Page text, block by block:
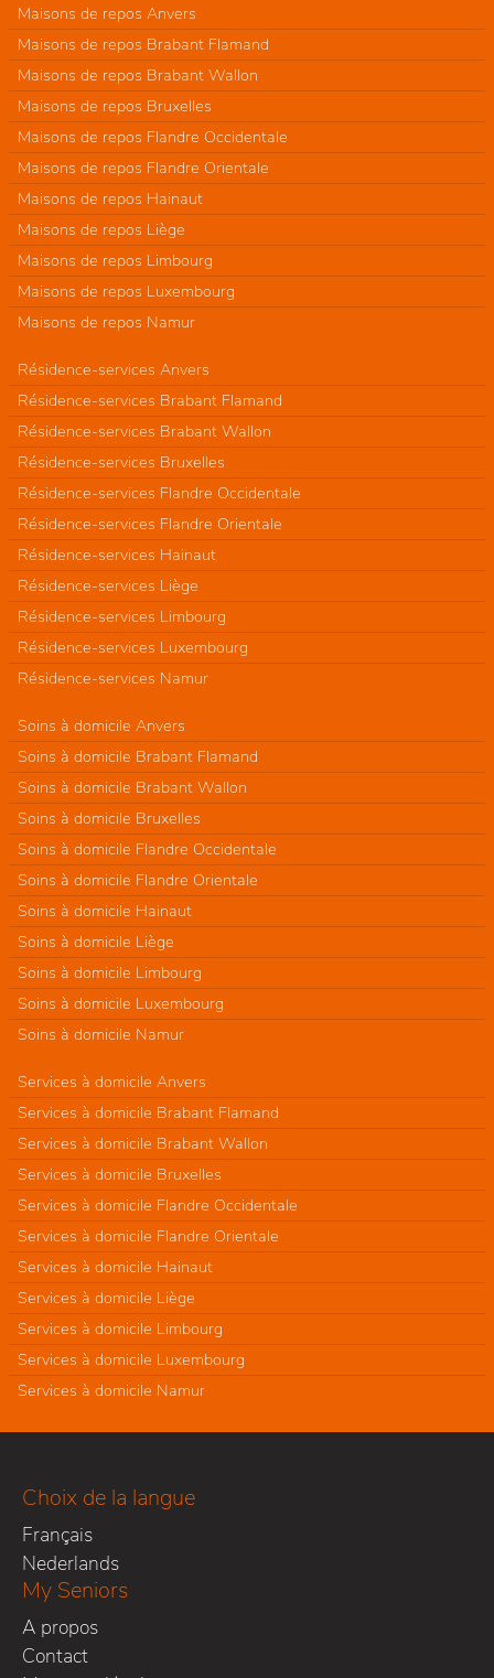
Maisons de repos Anvers
Maisons de repos Brabant Flamand
Maisons de repos Brabant Wallon
Maisons de repos Bruxelles
Maisons de repos Flandre Occidentale
Maisons de repos Flandre Orientale
Maisons de repos Hainaut
Maisons de repos Liège
Maisons de repos Limbourg
Maisons de repos Luxembourg
Maisons de repos Namur
Résidence-services Anvers
Résidence-services Brabant Flamand
Résidence-services Brabant Wallon
Résidence-services Bruxelles
Résidence-services Flandre Occidentale
Résidence-services Flandre Orientale
Résidence-services Hainaut
Résidence-services Liège
Résidence-services Limbourg
Résidence-services Luxembourg
Résidence-services Namur
Soins à domicile Anvers
Soins à domicile Brabant Flamand
Soins à domicile Brabant Wallon
Soins à domicile Bruxelles
Soins à domicile Flandre Occidentale
Soins à domicile Flandre Orientale
Soins à domicile Hainaut
Soins à domicile Liège
Soins à domicile Limbourg
Soins à domicile Luxembourg
Soins à domicile Namur
Services à domicile Anvers
Services à domicile Brabant Flamand
Services à domicile Brabant Wallon
Services à domicile Bruxelles
Services à domicile Flandre Occidentale
Services à domicile Flandre Orientale
Services à domicile Hainaut
Services à domicile Liège
Services à domicile Limbourg
Services à domicile Luxembourg
Services à domicile Namur
Choix de la langue
Français
Nederlands
My Seniors
A propos
Contact